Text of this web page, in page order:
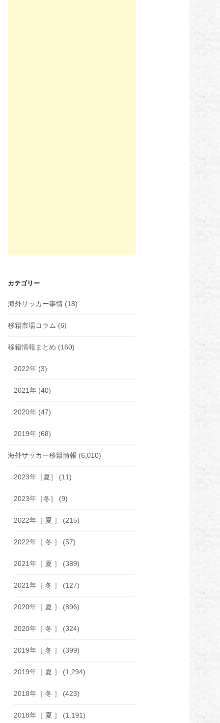
カテゴリー
海外サッカー事情 (18)
移籍市場コラム (6)
移籍情報まとめ (160)
2022年 (3)
2021年 (40)
2020年 (47)
2019年 (68)
海外サッカー移籍情報 (6,010)
2023年［夏］ (11)
2023年［冬］ (9)
2022年［ 夏 ］ (215)
2022年［ 冬 ］ (57)
2021年［ 夏 ］ (389)
2021年［ 冬 ］ (127)
2020年［ 夏 ］ (896)
2020年［ 冬 ］ (324)
2019年［ 冬 ］ (399)
2019年［ 夏 ］ (1,294)
2018年［ 冬 ］ (423)
2018年［ 夏 ］ (1,191)